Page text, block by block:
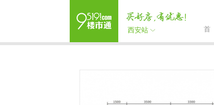
西安站 首